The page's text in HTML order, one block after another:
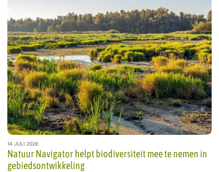
14 JULI 2026
Natuur Navigator helpt biodiversiteit mee te nemen in
gebiedsontwikkeling